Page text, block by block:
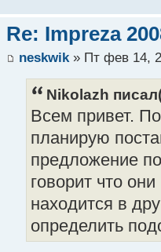
Re: Impreza
neskwik» Пт фев 14,
Nikolazh
Всем привет.
планирую
предложение
говорит что
находится в
определить